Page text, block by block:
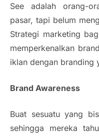
See adalah orang-
pasar, tapi belum
Strategi marketing
memperkenalkan
iklan dengan branding
Brand Awareness
Buat sesuatu yang
sehingga mereka